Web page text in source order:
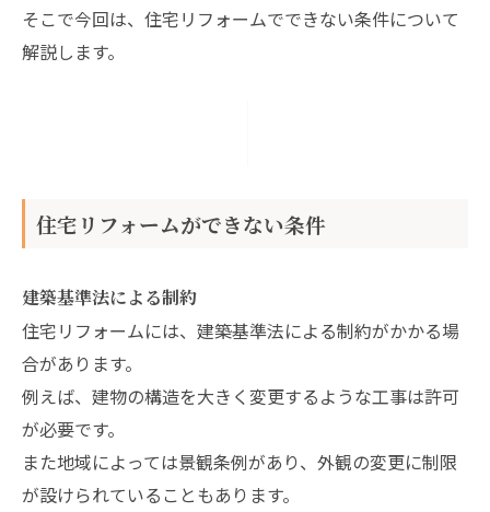
そこで今回は、住宅リフォームでできない条件について
解説します。
住宅リフォームができない条件
建築基準法による制約
住宅リフォームには、建築基準法による制約がかかる場
合があります。
例えば、建物の構造を大きく変更するような工事は許可
が必要です。
また地域によっては景観条例があり、外観の変更に制限
が設けられていることもあります。